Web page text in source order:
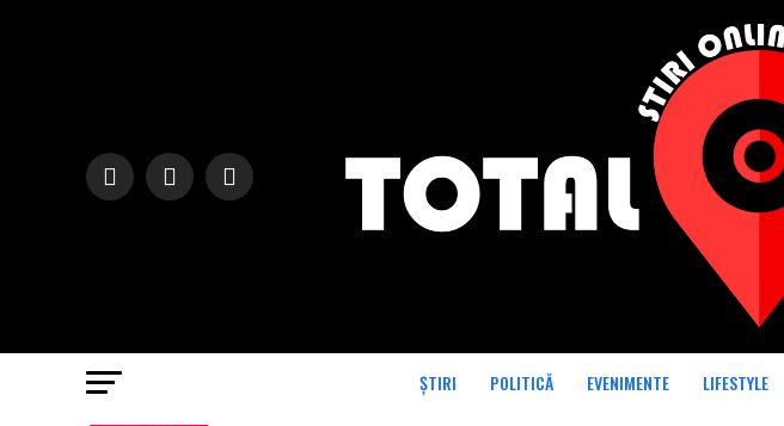
ȘTIRI POLITICĂ EVENIMENTE LIFESTYLE